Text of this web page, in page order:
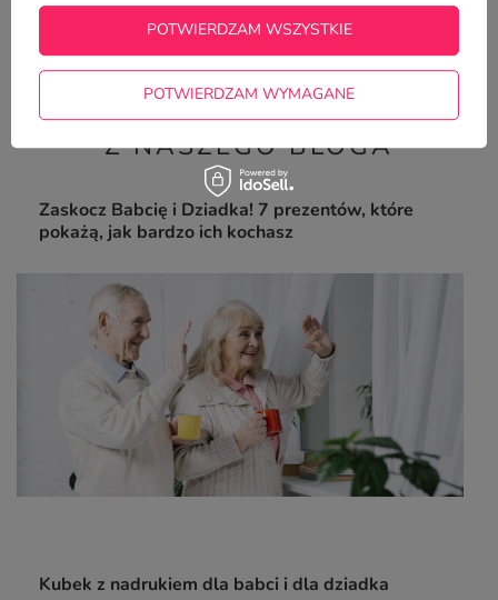
dla dziadka - kubek z imieniem + herbata
47,50 zł
Z NASZEGO BLOGA
Zaskocz Babcię i Dziadka! 7 prezentów, które
pokażą, jak bardzo ich kochasz
Kubek z nadrukiem dla babci i dla dziadka
POTWIERDZAM WYMAGANE
POTWIERDZAM WSZYSTKIE